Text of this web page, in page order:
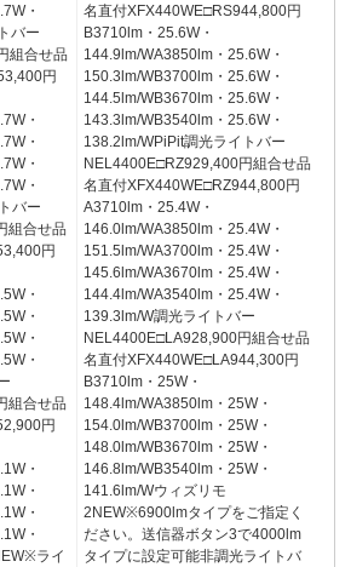
・
バー
組合せ品
円
・
・
・
・
バー
組合せ品
円
・
・
・
・
組合せ品
円
・
・
・
・
ライ
名直付XFX440WE□RS944,800円
B3710lm・25.6W・
144.9lm/WA3850lm・25.6W・
150.3lm/WB3700lm・25.6W・
144.5lm/WB3670lm・25.6W・
143.3lm/WB3540lm・25.6W・
138.2lm/WPiPit調光ライトバー
NEL4400E□RZ929,400円組合せ品
名直付XFX440WE□RZ944,800円
A3710lm・25.4W・
146.0lm/WA3850lm・25.4W・
151.5lm/WA3700lm・25.4W・
145.6lm/WA3670lm・25.4W・
144.4lm/WA3540lm・25.4W・
139.3lm/W調光ライトバー
NEL4400E□LA928,900円組合せ品
名直付XFX440WE□LA944,300円
B3710lm・25W・
148.4lm/WA3850lm・25W・
154.0lm/WB3700lm・25W・
148.0lm/WB3670lm・25W・
146.8lm/WB3540lm・25W・
141.6lm/Wウィズリモ
2NEW※6900lmタイプをご指定く
ださい。送信器ボタン3で4000lm
タイプに設定可能非調光ライトバ